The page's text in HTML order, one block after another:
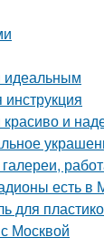
идеальным
и
галереи,
есть в
для
Москвой